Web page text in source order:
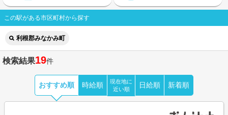
この駅がある市区町村から探す
利根郡みなかみ町
検索結果19件
おすすめ順 時給順
現在地に
近い順
日給順 新着順